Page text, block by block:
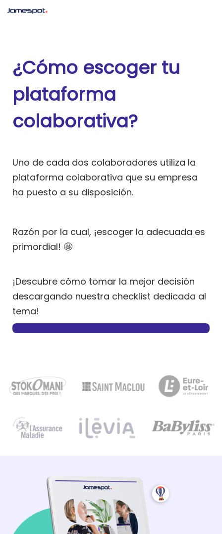
¿Cómo escoger tu
plataforma
colaborativa?
Uno de cada dos colaboradores utiliza la
plataforma colaborativa que su empresa
ha puesto a su disposición.
Razón por la cual, ¡escoger la adecuada es
primordial! 🤩
¡Descubre cómo tomar la mejor decisión
descargando nuestra checklist dedicada al
tema!